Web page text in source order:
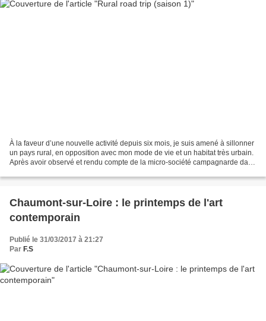
À la faveur d’une nouvelle activité depuis six mois, je suis amené à sillonner
un pays rural, en opposition avec mon mode de vie et un habitat très urbain.
Après avoir observé et rendu compte de la micro-société campagnarde dans
Chaumont-sur-Loire : le printemps de l'art
contemporain
Publié le 31/03/2017 à 21:27
Par F.S